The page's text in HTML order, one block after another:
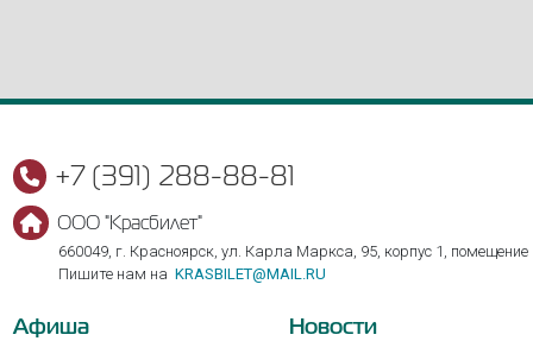
+7 (391) 288-88-81
ООО "Красбилет"
660049, г. Красноярск, ул. Карла Маркса, 95, корпус 1, помещение
Пишите нам на KRASBILET@MAIL.RU
Афиша Новости